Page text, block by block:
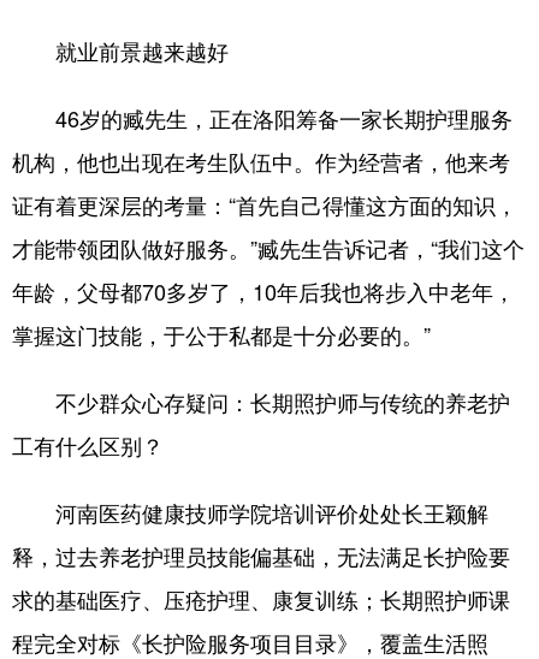
就业前景越来越好
46岁的臧先生，正在洛阳筹备一家长期护理服务
机构，他也出现在考生队伍中。作为经营者，他来考
证有着更深层的考量：“首先自己得懂这方面的知识，
才能带领团队做好服务。”臧先生告诉记者，“我们这个
年龄，父母都70多岁了，10年后我也将步入中老年，
掌握这门技能，于公于私都是十分必要的。”
不少群众心存疑问：长期照护师与传统的养老护
工有什么区别？
河南医药健康技师学院培训评价处处长王颖解
释，过去养老护理员技能偏基础，无法满足长护险要
求的基础医疗、压疮护理、康复训练；长期照护师课
程完全对标《长护险服务项目目录》，覆盖生活照